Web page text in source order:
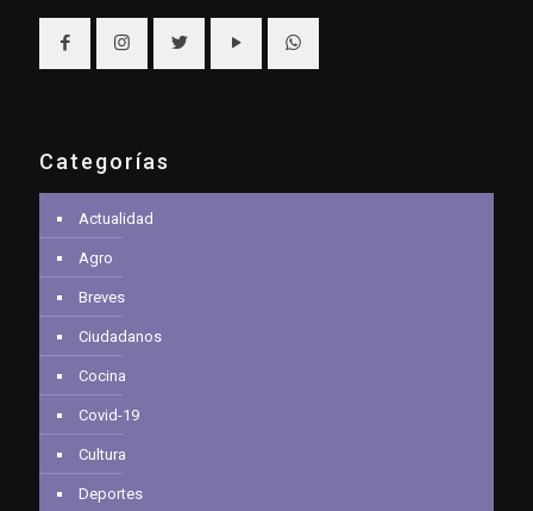
Categorías
Actualidad
Agro
Breves
Ciudadanos
Cocina
Covid-19
Cultura
Deportes